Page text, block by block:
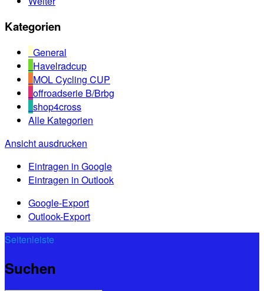
Kategorien
General
Havelradcup
MOL Cycling CUP
offroadserie B/Brbg
shop4cross
Alle Kategorien
Ansichtausdrucken
Eintragen in Google
Eintragen in Outlook
Google-Export
Outlook-Export
Seitenleiste
Suchen